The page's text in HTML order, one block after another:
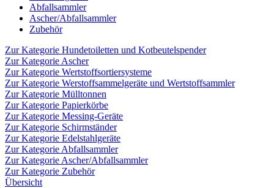
Abfallsammler
Ascher/Abfallsammler
Zubehör
Zur Kategorie Hundetoiletten und Kotbeutelspender
Zur Kategorie Ascher
Zur Kategorie Wertstoffsortiersysteme
Zur Kategorie Werstoffsammelgeräte und Wertstoffsammler
Zur Kategorie Mülltonnen
Zur Kategorie Papierkörbe
Zur Kategorie Messing-Geräte
Zur Kategorie Schirmständer
Zur Kategorie Edelstahlgeräte
Zur Kategorie Abfallsammler
Zur Kategorie Ascher/Abfallsammler
Zur Kategorie Zubehör
Übersicht